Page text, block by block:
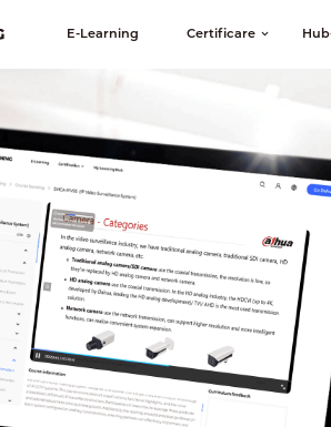
E-Learning Certificare